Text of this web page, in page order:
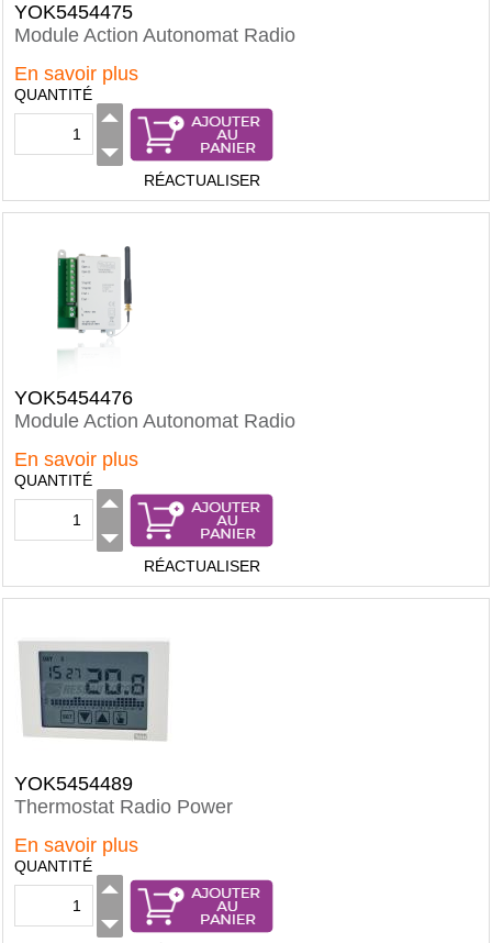
YOK5454475
Module Action Autonomat Radio
En savoir plus
QUANTITÉ
RÉACTUALISER
YOK5454476
Module Action Autonomat Radio
En savoir plus
QUANTITÉ
RÉACTUALISER
YOK5454489
Thermostat Radio Power
En savoir plus
QUANTITÉ